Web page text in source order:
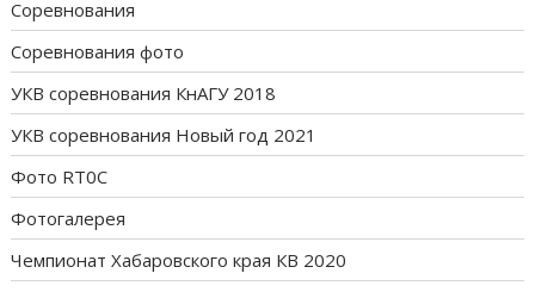
Соревнования
Соревнования фото
УКВ соревнования КнАГУ 2018
УКВ соревнования Новый год 2021
Фото RT0C
Фотогалерея
Чемпионат Хабаровского края КВ 2020